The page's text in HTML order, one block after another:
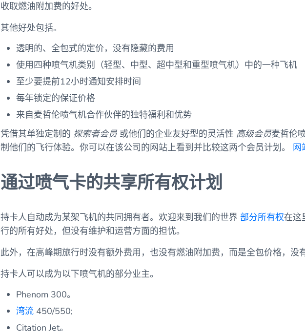
收取燃油附加费的好处。
其他好处包括。
透明的、全包式的定价，没有隐藏的费用
使用四种喷气机类别（轻型、中型、超中型和重型喷气机）中的一种飞机
至少要提前12小时通知安排时间
每年锁定的保证价格
来自麦哲伦喷气机合作伙伴的独特福利和优势
凭借其单独定制的 探索者会员 或他们的企业友好型的灵活性 高级会员麦哲伦
制他们的飞行体验。你可以在该公司的网站上看到并比较这两个会员计划。
网
通过喷气卡的共享所有权计划
持卡人自动成为某架飞机的共同拥有者。欢迎来到我们的世界 部分所有权在这
行的所有好处，但没有维护和运营方面的担忧。
此外，在高峰期旅行时没有额外费用，也没有燃油附加费，而是全包价格，没
持卡人可以成为以下喷气机的部分业主。
Phenom 300。
湾流450/550;
Citation Jet。